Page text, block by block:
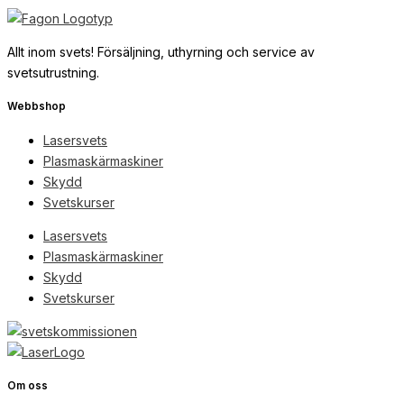
Allt inom svets! Försäljning, uthyrning och service av
svetsutrustning.
Webbshop
Lasersvets
Plasmaskärmaskiner
Skydd
Svetskurser
Lasersvets
Plasmaskärmaskiner
Skydd
Svetskurser
Om oss